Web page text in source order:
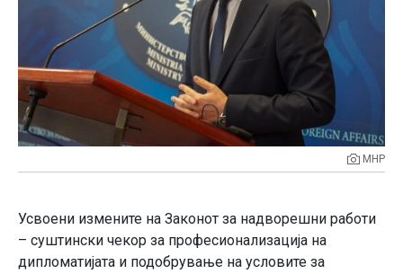
МНР
Усвоени измените на Законот за надворешни работи
– суштински чекор за професионализација на
дипломатијата и подобрување на условите за